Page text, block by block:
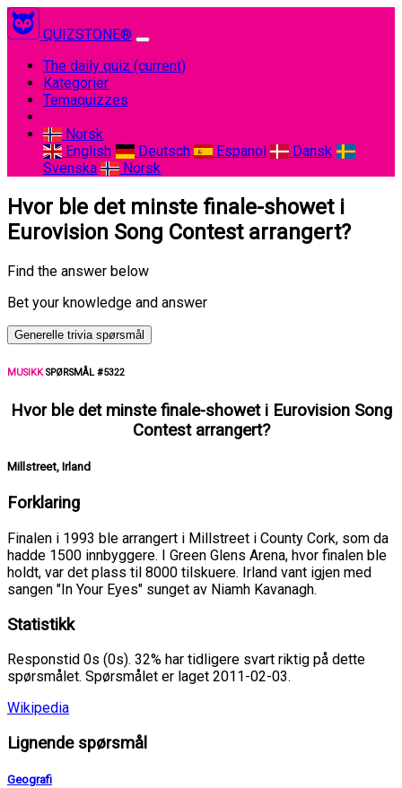
QUIZSTONE®
The daily quiz (current)
Kategorier
Temaquizzes
Norsk
English
Deutsch Espanol
Dansk
Svenska
Norsk
Hvor ble det minste finale-showet i
Eurovision Song Contest arrangert?
Find the answer below
Bet your knowledge and answer
Generelle trivia spørsmål
MUSIKKSPØRSMÅL #5322
Hvor ble det minste finale-showet i Eurovision Song
Contest arrangert?
Millstreet, Irland
Forklaring
Finalen i 1993 ble arrangert i Millstreet i County Cork, som da
hadde 1500 innbyggere. I Green Glens Arena, hvor finalen ble
holdt, var det plass til 8000 tilskuere. Irland vant igjen med
sangen "In Your Eyes" sunget av Niamh Kavanagh.
Statistikk
Responstid 0s (0s). 32% har tidligere svart riktig på dette
spørsmålet. Spørsmålet er laget 2011-02-03.
Wikipedia
Lignende spørsmål
Geografi